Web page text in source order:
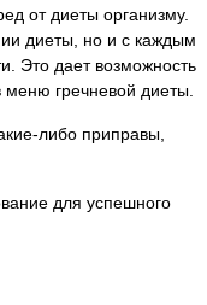
от диеты организму.
диеты, но и с каждым
Это дает возможность
меню гречневой диеты.
либо приправы,
для успешного